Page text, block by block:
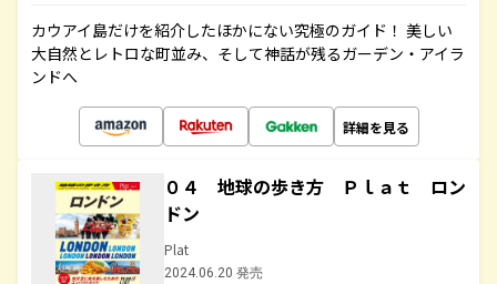
カウアイ島だけを紹介したほかにない究極のガイド！ 美しい
大自然とレトロな町並み、そして神話が残るガーデン・アイラ
ンドへ
詳細を見る
０４ 地球の歩き方 Ｐｌａｔ ロン
ドン
Plat
2024.06.20 発売